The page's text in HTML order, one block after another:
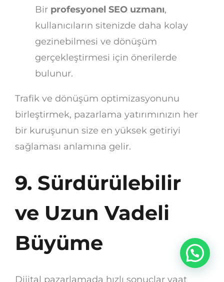
Bir profesyonel SEO uzmanı,
kullanıcıların sitenizde daha kolay
gezinebilmesi ve dönüşüm
gerçekleştirmesi için önerilerde
bulunur.
Trafik ve dönüşüm optimizasyonunu
birleştirmek, pazarlama yatırımınızın her
bir kuruşunun size en yüksek getiriyi
sağlaması anlamına gelir.
9. Sürdürülebilir
ve Uzun Vadeli
Büyüme
Dijital pazarlamada hızlı sonuçlar vaat